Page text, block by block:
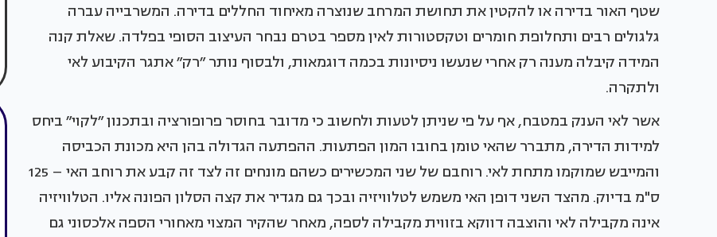
שטף האור בדירה או להקטין את תחושת המרחב שנוצרה מאיחוד החללים בדירה. המשרבייה עברה
גלגולים רבים ותחלופת חומרים וטקסטורות לאין מספר בטרם נבחר העיצוב הסופי בפלדה. שאלת קנה
המידה קיבלה מענה רק אחרי שנעשו ניסיונות בכמה דוגמאות, ולבסוף נותר ״רק״ אתגר הקיבוע לאי
ולתקרה.
אשר לאי הענק במטבח, אף על פי שניתן לטעות ולחשוב כי מדובר בחוסר פרופורציה ובתכנון ״לקוי״ ביחס
למידות הדירה, מתברר שהאי טומן בחובו המון הפתעות. ההפתעה הגדולה בהן היא מכונת הכביסה
והמייבש שמוקמו מתחת לאי. רוחבם של שני המכשירים כשהם מונחים זה לצד זה קבע את רוחב האי – 125
ס"מ בדיוק. מהצד השני דופן האי משמש לטלוויזיה ובכך גם מגדיר את קצה הסלון הפונה אליו. הטלוויזיה
אינה מקבילה לאי והוצבה דווקא בזווית מקבילה לספה, מאחר שהקיר המצוי מאחורי הספה אלכסוני גם